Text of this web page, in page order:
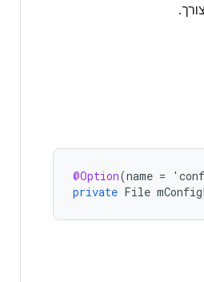
@Option(name = '
private File